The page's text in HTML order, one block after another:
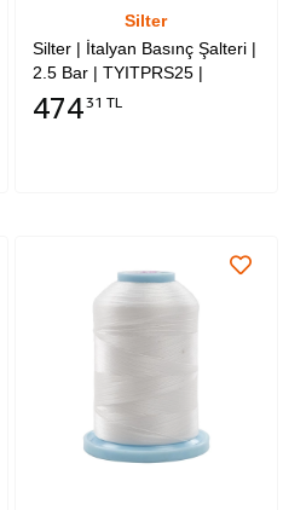
Silter
Silter | İtalyan Basınç Şalteri |
2.5 Bar | TYITPRS25 |
Presostat | 1-2-3.5 Litre Silter
Mini Ütülere Uyumludur.
47431 TL